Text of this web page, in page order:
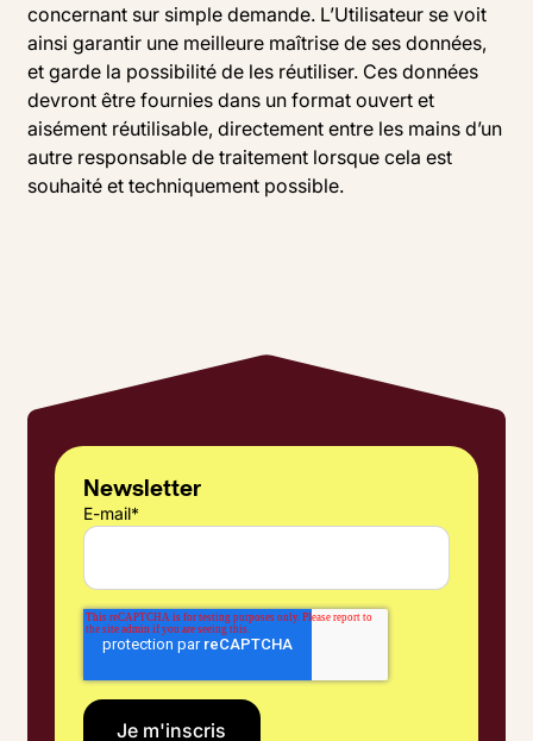
concernant sur simple demande. L’Utilisateur se voit
ainsi garantir une meilleure maîtrise de ses données,
et garde la possibilité de les réutiliser. Ces données
devront être fournies dans un format ouvert et
aisément réutilisable, directement entre les mains d’un
autre responsable de traitement lorsque cela est
souhaité et techniquement possible.
Newsletter
E-mail*